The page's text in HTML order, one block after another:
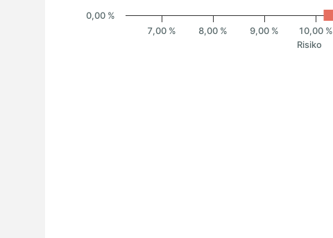
Risiko
7,00 % 8,00 % 9,00 % 10,00 %
0,00 %